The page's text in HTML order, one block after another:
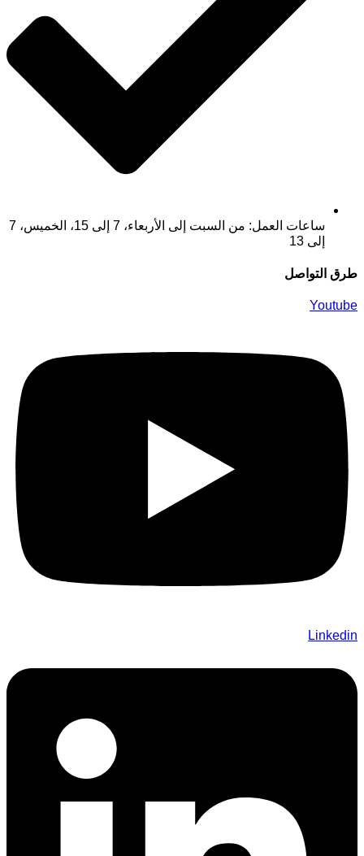
ساعات العمل: من السبت إلى الأربعاء، 7 إلى 15، الخميس، 7
إلى 13
طرق التواصل
Youtube
Linkedin